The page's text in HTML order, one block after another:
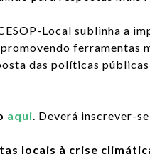
Local sublinha a
ferramentas
das políticas
aqui. Deverá inscrever-
locais à crise